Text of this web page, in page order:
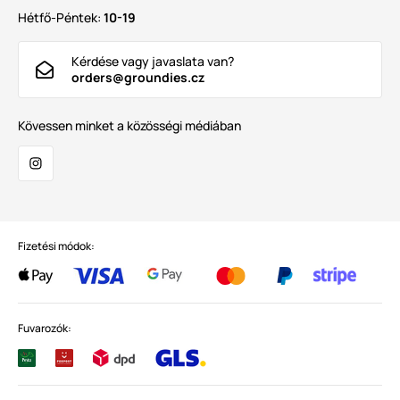
Hétfő-Péntek: 10-19
Kérdése vagy javaslata van?
orders@groundies.cz
Kövessen minket a közösségi médiában
Fizetési módok:
Fuvarozók: